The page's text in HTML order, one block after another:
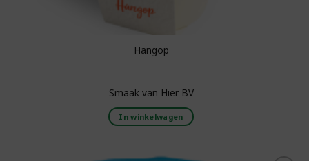
Hangop
Smaak van Hier BV
In winkelwagen